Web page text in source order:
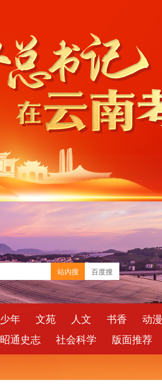
站内搜 百度搜
少年 文苑 人文 书香
动漫
昭通史志
社会科学 版面推荐